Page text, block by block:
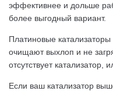
эффективнее и дольше
более выгодный вариант.
Платиновые
очищают выхлоп и не
отсутствует катализатор,
Если ваш катализатор